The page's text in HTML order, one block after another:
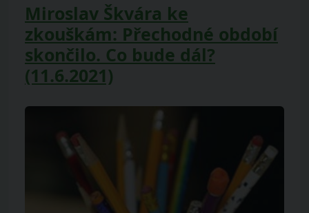
Miroslav Škvára ke
zkouškám: Přechodné období
skončilo. Co bude dál?
(11.6.2021)